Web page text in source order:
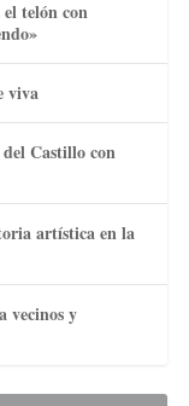
telón con
viva
del Castillo con
artística en la
vecinos y